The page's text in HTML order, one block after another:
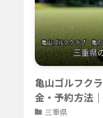
亀山ゴルフク
金・予約方法
三重県